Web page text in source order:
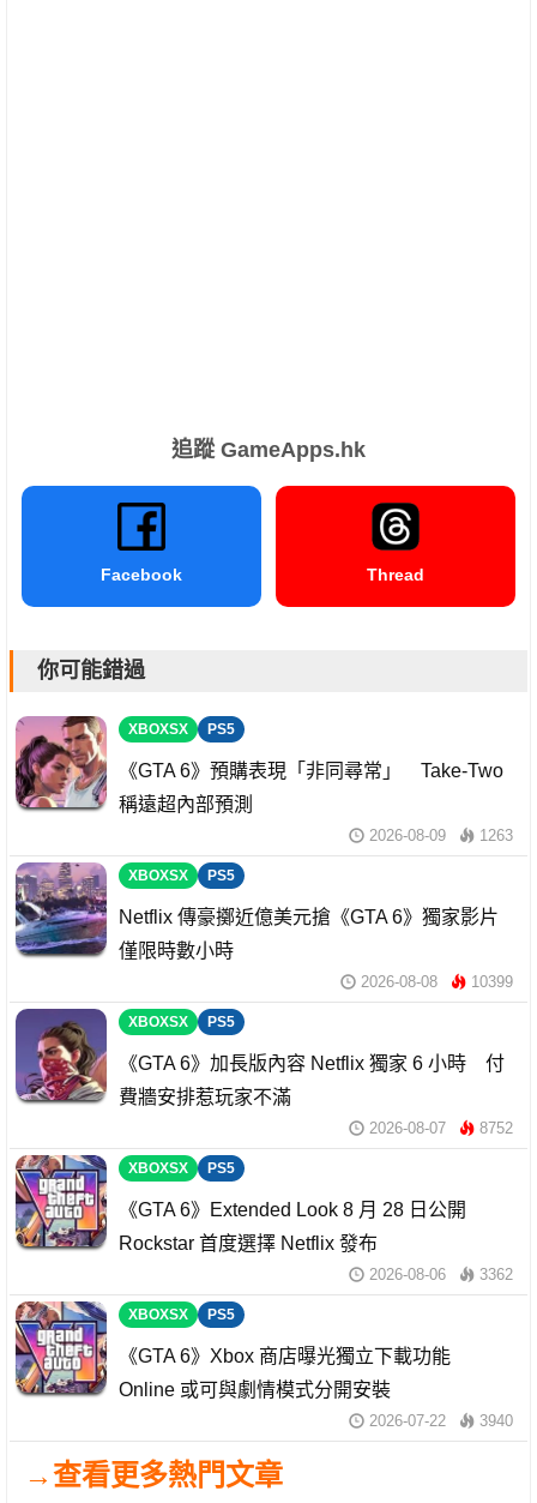
追蹤 GameApps.hk
Facebook Thread
你可能錯過
XBOXSX PS5
《GTA 6》預購表現「非同尋常」 Take-Two
稱遠超內部預測
2026-08-09 1263
XBOXSX PS5
Netflix 傳豪擲近億美元搶《GTA 6》獨家影片
僅限時數小時
2026-08-08 10399
XBOXSX PS5
《GTA 6》加長版內容 Netflix 獨家 6 小時 付
費牆安排惹玩家不滿
2026-08-07 8752
XBOXSX PS5
《GTA 6》Extended Look 8 月 28 日公開
Rockstar 首度選擇 Netflix 發布
2026-08-06 3362
XBOXSX PS5
《GTA 6》Xbox 商店曝光獨立下載功能
Online 或可與劇情模式分開安裝
2026-07-22 3940
→查看更多熱門文章